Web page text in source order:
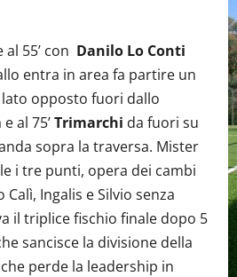
55’ con Danilo Lo Conti
entra in area fa partire un
opposto fuori dallo
al 75’Trimarchi da fuori su
sopra la traversa. Mister
i tre punti, opera dei cambi
Ingalis e Silvio senza
il triplice fischio finale dopo 5
sancisce la divisione della
perde la leadership in